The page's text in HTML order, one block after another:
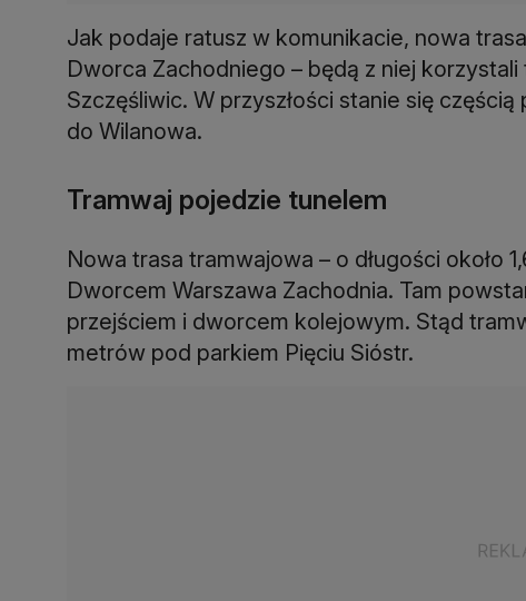
Jak podaje ratusz w komunikacie, nowa
Dworca Zachodniego – będą z niej
Szczęśliwic. W przyszłości stanie się
do Wilanowa.
Tramwaj pojedzie tunelem
Nowa trasa tramwajowa – o długości około
Dworcem Warszawa Zachodnia. Tam
przejściem i dworcem kolejowym. Stąd
metrów pod parkiem Pięciu Sióstr.